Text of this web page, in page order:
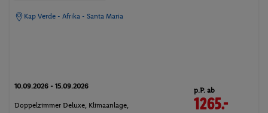
Kap Verde - Afrika - Santa Maria
10.09.2026 - 15.09.2026
Doppelzimmer Deluxe, Klimaanlage,
p.P. ab
1265.-